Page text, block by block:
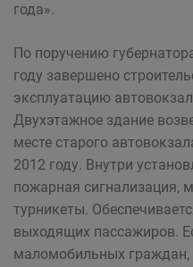
года».
По поручению
году завершено
эксплуатацию
Двухэтажное здание
месте старого
2012 году. Внутри
пожарная сигнализация,
турникеты.
выходящих пассажиров.
маломобильных граждан,